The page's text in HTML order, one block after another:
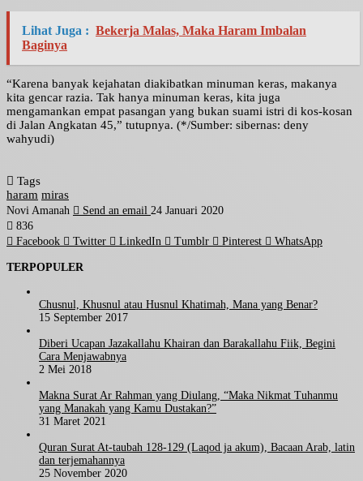
Lihat Juga : Bekerja Malas, Maka Haram Imbalan
Baginya
“Karena banyak kejahatan diakibatkan minuman keras, makanya
kita gencar razia. Tak hanya minuman keras, kita juga
mengamankan empat pasangan yang bukan suami istri di kos-kosan
di Jalan Angkatan 45,” tutupnya. (*/Sumber: sibernas: deny
wahyudi)
Tags
haram miras
Novi Amanah Send an email 24 Januari 2020
836
Facebook
Twitter LinkedIn Tumblr Pinterest WhatsApp
TERPOPULER
Chusnul, Khusnul atau Husnul Khatimah, Mana yang Benar?
15 September 2017
Diberi Ucapan Jazakallahu Khairan dan Barakallahu Fiik, Begini
Cara Menjawabnya
2 Mei 2018
Makna Surat Ar Rahman yang Diulang, “Maka Nikmat Tuhanmu
yang Manakah yang Kamu Dustakan?”
31 Maret 2021
Quran Surat At-taubah 128-129 (Laqod ja akum), Bacaan Arab, latin
dan terjemahannya
25 November 2020